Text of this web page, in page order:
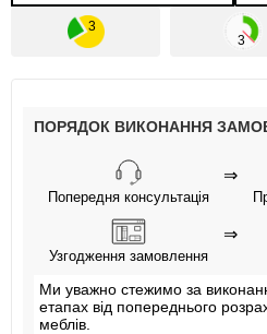
ПОРЯДОК ВИКОНАННЯ
Попередня консультація
⇒
Узгодження замовлення
⇒
Ми уважно стежимо за
етапах від попереднього
меблів.